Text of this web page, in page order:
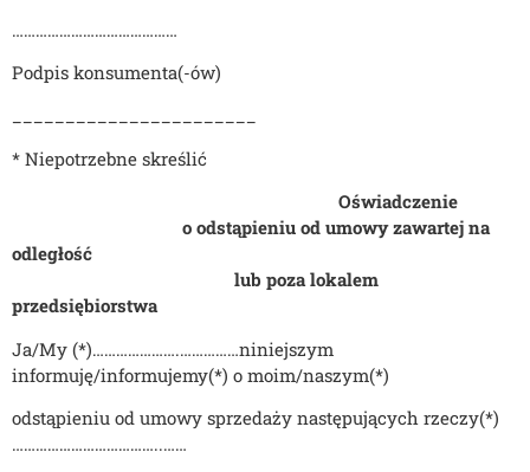
……………………………………
Podpis konsumenta(-ów)
* Niepotrzebne skreślić
Oświadczenie
o odstąpieniu od umowyzawartej na
odległość
lub poza lokalem
przedsiębiorstwa
Ja/My (*)………………….……………niniejszym
informuję/informujemy(*) o moim/naszym(*)
odstąpieniu od umowy sprzedaży następujących rzeczy(*)
………………………………..……